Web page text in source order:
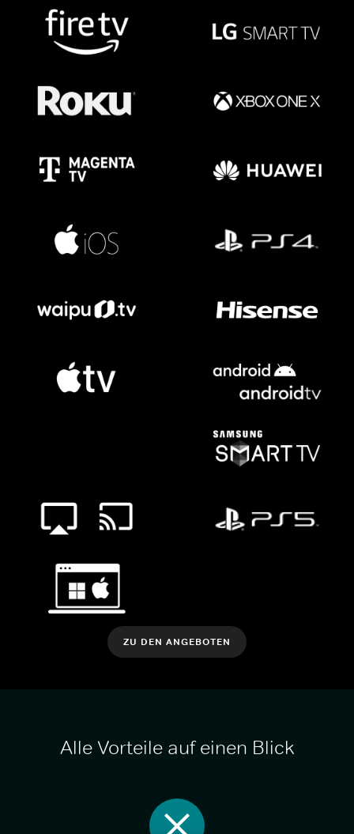
ZU DEN ANGEBOTEN
Alle Vorteile auf einen Blick